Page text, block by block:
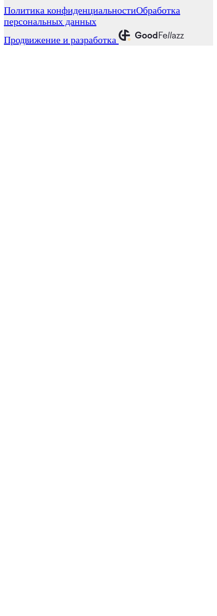
Политика конфиденциальностиОбработка
персональных данных
Продвижение и разработка